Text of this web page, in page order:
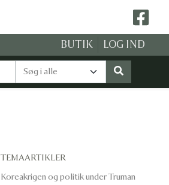
BUTIK LOG IND
TEMAARTIKLER
Koreakrigen og politik under Truman